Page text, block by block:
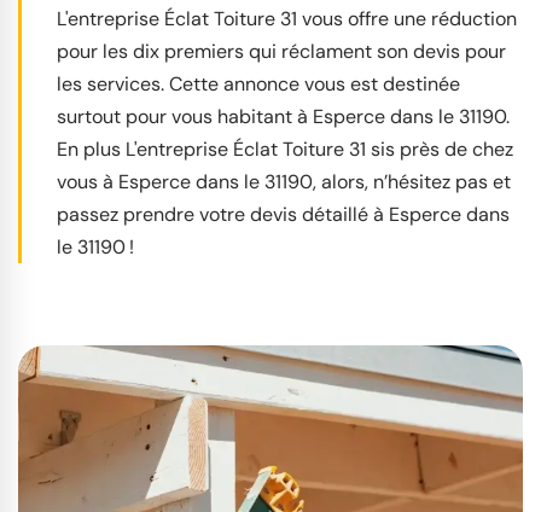
L'entreprise Éclat Toiture 31 vous offre une réduction
pour les dix premiers qui réclament son devis pour
les services. Cette annonce vous est destinée
surtout pour vous habitant à Esperce dans le 31190.
En plus L'entreprise Éclat Toiture 31 sis près de chez
vous à Esperce dans le 31190, alors, n’hésitez pas et
passez prendre votre devis détaillé à Esperce dans
le 31190 !